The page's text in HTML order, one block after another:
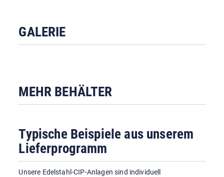
GALERIE
MEHR BEHÄLTER
Typische Beispiele aus unserem
Lieferprogramm
Unsere Edelstahl-CIP-Anlagen sind individuell